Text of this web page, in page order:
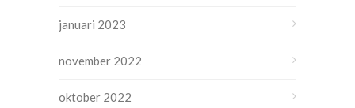
januari 2023
november 2022
oktober 2022